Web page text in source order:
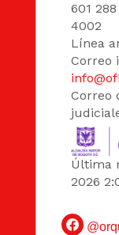
601
4002
Línea
Correo
Correo
Última
2026